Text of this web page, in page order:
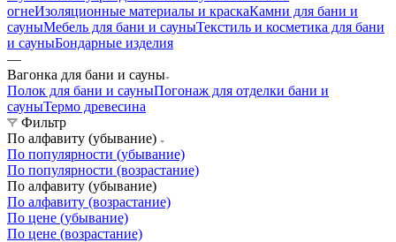
огнеИзоляционные материалы и краскаКамни для бани и
сауныМебель для бани и сауныТекстиль и косметика для бани
и сауныБондарные изделия
—
Вагонка для бани и сауны
Полок для бани и сауныПогонаж для отделки бани и
сауныТермо древесина
Фильтр
По алфавиту (убывание)
По популярности (убывание)
По популярности (возрастание)
По алфавиту (убывание)
По алфавиту (возрастание)
По цене (убывание)
По цене (возрастание)